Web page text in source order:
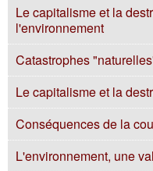
Le capitalisme et la
l'environnement
Catastrophes
Le capitalisme et la
Conséquences de la
L'environnement, une